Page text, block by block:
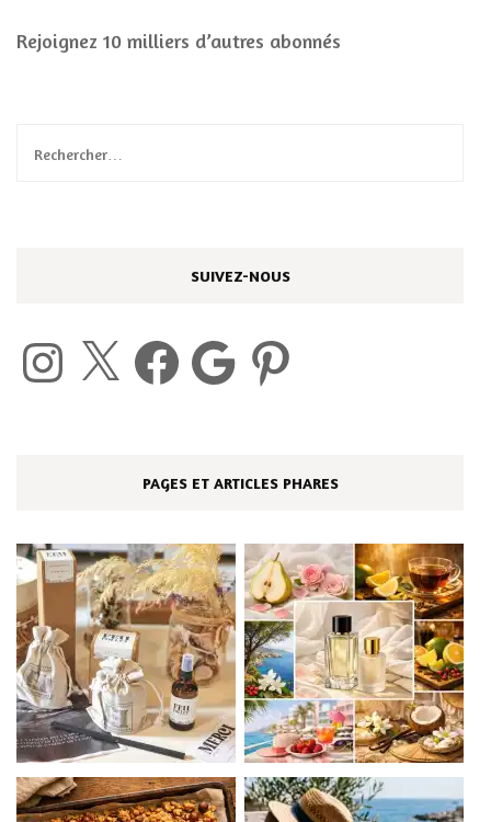
Rejoignez 10 milliers d’autres abonnés
Rechercher :
SUIVEZ-NOUS
Instagram Facebook Google Pinterest
PAGES ET ARTICLES PHARES